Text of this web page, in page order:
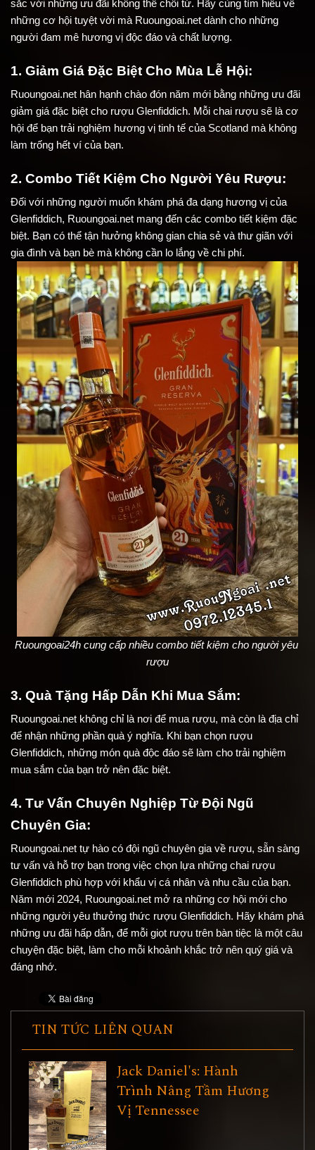
sắc với những ưu đãi không thể chối từ. Hãy cùng tìm hiểu về
những cơ hội tuyệt vời mà Ruoungoai.net dành cho những
người đam mê hương vị độc đáo và chất lượng.
1. Giảm Giá Đặc Biệt Cho Mùa Lễ Hội:
Ruoungoai.net hân hạnh chào đón năm mới bằng những ưu đãi
giảm giá đặc biệt cho rượu Glenfiddich. Mỗi chai rượu sẽ là cơ
hội để bạn trải nghiệm hương vị tinh tế của Scotland mà không
làm trống hết ví của bạn.
2. Combo Tiết Kiệm Cho Người Yêu Rượu:
Đối với những người muốn khám phá đa dạng hương vị của
Glenfiddich, Ruoungoai.net mang đến các combo tiết kiệm đặc
biệt. Bạn có thể tận hưởng không gian chia sẻ và thư giãn với
gia đình và bạn bè mà không cần lo lắng về chi phí.
Ruoungoai24h cung cấp nhiều combo tiết kiệm cho người yêu
rượu
3. Quà Tặng Hấp Dẫn Khi Mua Sắm:
Ruoungoai.net không chỉ là nơi để mua rượu, mà còn là địa chỉ
để nhận những phần quà ý nghĩa. Khi bạn chọn rượu
Glenfiddich, những món quà độc đáo sẽ làm cho trải nghiệm
mua sắm của bạn trở nên đặc biệt.
4. Tư Vấn Chuyên Nghiệp Từ Đội Ngũ
Chuyên Gia:
Ruoungoai.net tự hào có đội ngũ chuyên gia về rượu, sẵn sàng
tư vấn và hỗ trợ bạn trong việc chọn lựa những chai rượu
Glenfiddich phù hợp với khẩu vị cá nhân và nhu cầu của bạn.
Năm mới 2024, Ruoungoai.net mở ra những cơ hội mới cho
những người yêu thưởng thức rượu Glenfiddich. Hãy khám phá
những ưu đãi hấp dẫn, để mỗi giọt rượu trên bàn tiệc là một câu
chuyện đặc biệt, làm cho mỗi khoảnh khắc trở nên quý giá và
đáng nhớ.
TIN TỨC LIÊN QUAN
Jack Daniel's: Hành
Trình Nâng Tầm Hương
Vị Tennessee